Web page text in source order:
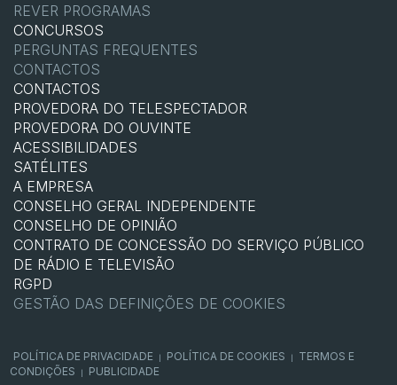
REVER PROGRAMAS
CONCURSOS
PERGUNTAS FREQUENTES
CONTACTOS
CONTACTOS
PROVEDORA DO TELESPECTADOR
PROVEDORA DO OUVINTE
ACESSIBILIDADES
SATÉLITES
A EMPRESA
CONSELHO GERAL INDEPENDENTE
CONSELHO DE OPINIÃO
CONTRATO DE CONCESSÃO DO SERVIÇO PÚBLICO
DE RÁDIO E TELEVISÃO
RGPD
GESTÃO DAS DEFINIÇÕES DE COOKIES
POLÍTICA DE PRIVACIDADE POLÍTICA DE COOKIES
TERMOS E
CONDIÇÕES
PUBLICIDADE